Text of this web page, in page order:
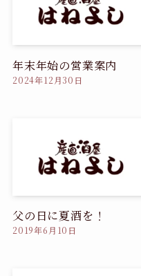
年末年始の営業案内
2024年12月30日
父の日に夏酒を！
2019年6月10日